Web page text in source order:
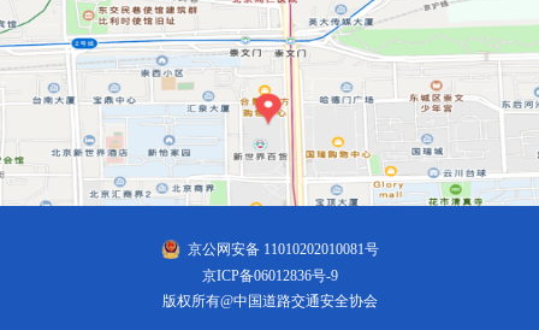
京公网安备 11010202010081号
京ICP备06012836号-9
版权所有@中国道路交通安全协会